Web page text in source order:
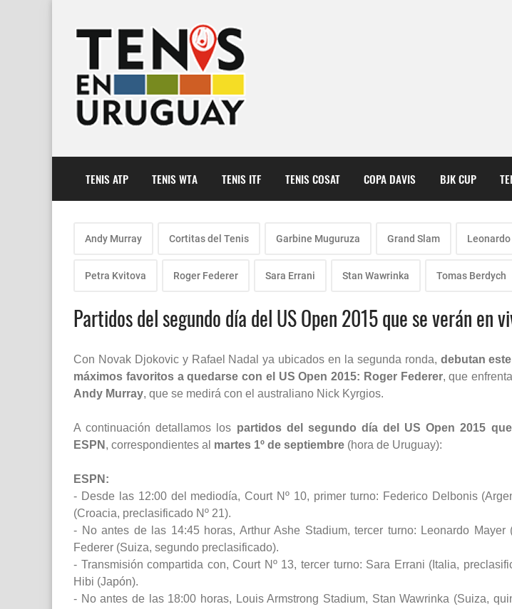
TENIS ATP TENIS WTA TENIS ITF TENIS COSAT COPA DAVIS BJK CUP
Andy Murray Cortitas del Tenis Garbine Muguruza Grand Slam
Petra Kvitova Roger Federer Sara Errani Stan Wawrinka Tomas Berdych
Partidos del segundo día del US Open 2015 que se verán en
Con Novak Djokovic y Rafael Nadal ya ubicados en la segunda ronda, debutan
máximos favoritos a quedarse con el US Open 2015: Roger Federer, que
Andy Murray, que se medirá con el australiano Nick Kyrgios.
A continuación detallamos los partidos del segundo día del US Open 2015
ESPN , correspondientes al martes 1º de septiembre (hora de Uruguay):
ESPN:
- Desde las 12:00 del mediodía, Court Nº 10, primer turno: Federico Delbonis
(Croacia, preclasificado Nº 21).
- No antes de las 14:45 horas, Arthur Ashe Stadium, tercer turno: Leonardo Mayer
Federer (Suiza, segundo preclasificado).
- Transmisión compartida con, Court Nº 13, tercer turno: Sara Errani (Italia,
Hibi (Japón).
- No antes de las 18:00 horas, Louis Armstrong Stadium, Stan Wawrinka (Suiza,